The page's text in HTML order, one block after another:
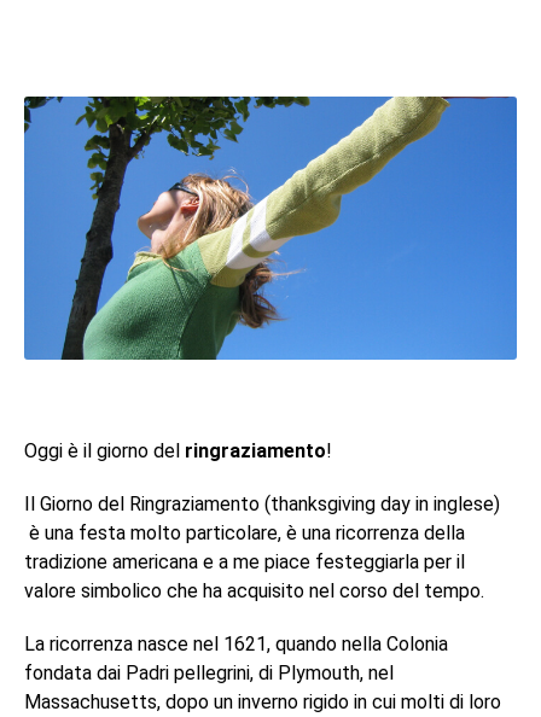
Oggi è il giorno del ringraziamento!
Il Giorno del Ringraziamento (thanksgiving day in inglese)
è una festa molto particolare, è una ricorrenza della
tradizione americana e a me piace festeggiarla per il
valore simbolico che ha acquisito nel corso del tempo.
La ricorrenza nasce nel 1621, quando nella Colonia
fondata dai Padri pellegrini, di Plymouth, nel
Massachusetts, dopo un inverno rigido in cui molti di loro